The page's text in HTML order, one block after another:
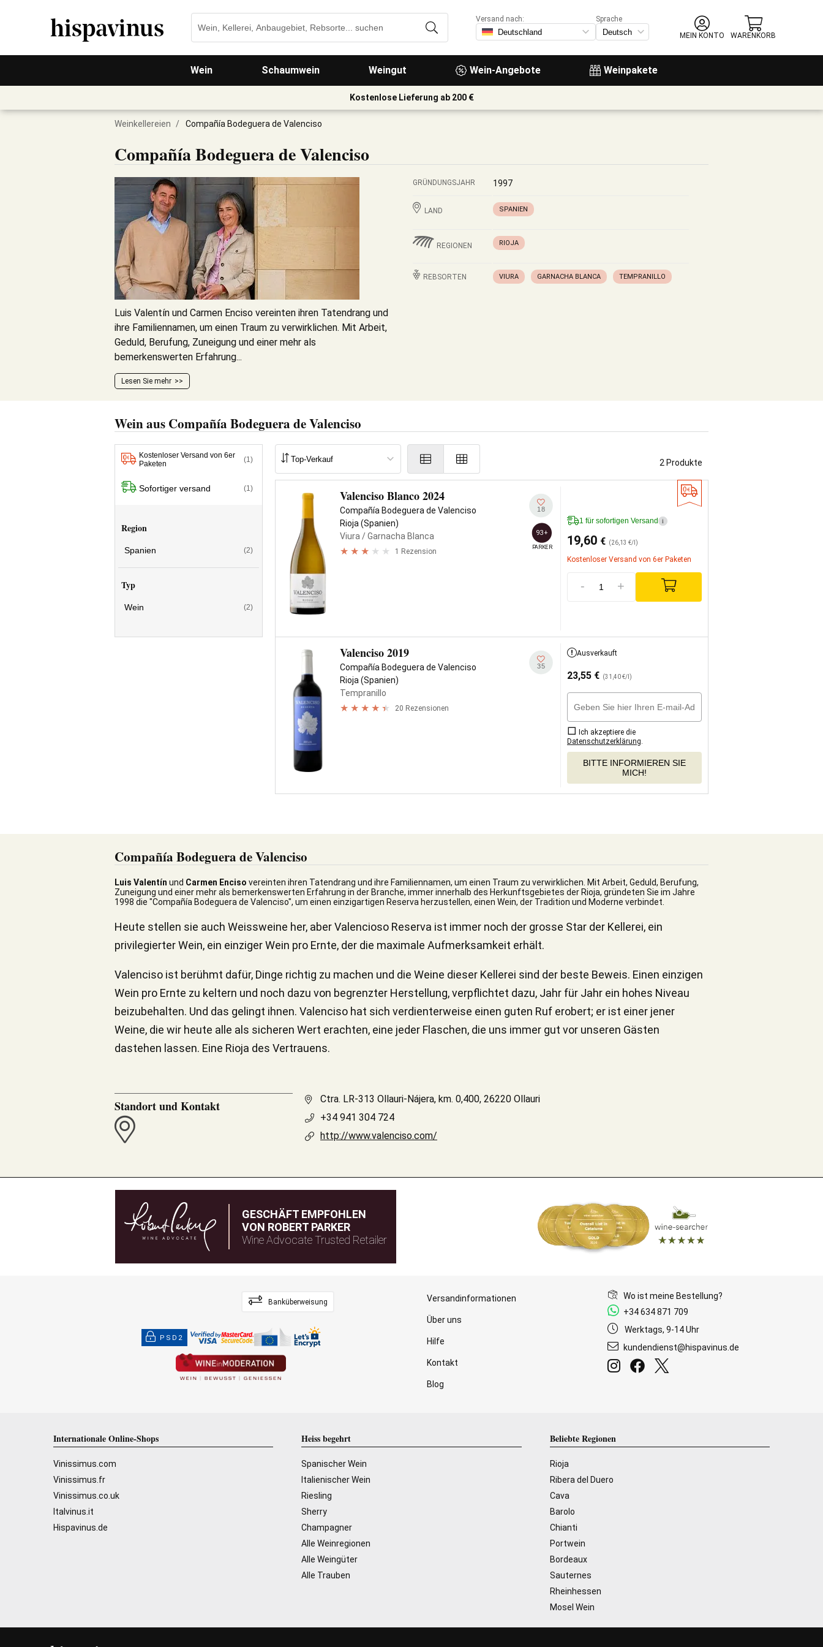
Wein Schaumwein Weingut Wein-Angebote Weinpakete
Versand nach:
Sprache
MEIN KONTO
WARENKORB
Kostenlose Lieferung ab 200 €
Weinkellereien / Compañía Bodeguera de Valenciso
Compañía Bodeguera de Valenciso
Luis Valentín und Carmen Enciso vereinten ihren Tatendrang und
ihre Familiennamen, um einen Traum zu verwirklichen. Mit Arbeit,
Geduld, Berufung, Zuneigung und einer mehr als
bemerkenswerten Erfahrung...
Lesen Sie mehr
GRÜNDUNGSJAHR 1997
LAND SPANIEN
REGIONEN RIOJA
REBSORTEN VIURA GARNACHA BLANCA TEMPRANILLO
Wein aus Compañía Bodeguera de Valenciso
Kostenloser Versand von 6er
Paketen
(1)
Sofortiger versand (1)
Region
Spanien (2)
Typ
Wein (2)
2 Produkte
Valenciso Blanco 2024
Compañía Bodeguera de Valenciso
Rioja (Spanien)
Viura / Garnacha Blanca
1 Rezension
18
93+
PARKER
1 für sofortigen Versand i
19,60 € (26,13 €/l)
Kostenloser Versand von 6er Paketen
- +
Valenciso 2019
Compañía Bodeguera de Valenciso
Rioja (Spanien)
Tempranillo
20 Rezensionen
35
Ausverkauft
23,55 € (31,40 €/l)
Ich akzeptiere die
Datenschutzerklärung
BITTE INFORMIEREN SIE
MICH!
Compañía Bodeguera de Valenciso
Luis Valentín und Carmen Enciso vereinten ihren Tatendrang und ihre Familiennamen, um einen Traum zu verwirklichen. Mit Arbeit, Geduld, Berufung,
Zuneigung und einer mehr als bemerkenswerten Erfahrung in der Branche, immer innerhalb des Herkunftsgebietes der Rioja, gründeten Sie im Jahre
1998 die "Compañía Bodeguera de Valenciso", um einen einzigartigen Reserva herzustellen, einen Wein, der Tradition und Moderne verbindet.
Heute stellen sie auch Weissweine her, aber Valencioso Reserva ist immer noch der grosse Star der Kellerei, ein
privilegierter Wein, ein einziger Wein pro Ernte, der die maximale Aufmerksamkeit erhält.
Valenciso ist berühmt dafür, Dinge richtig zu machen und die Weine dieser Kellerei sind der beste Beweis. Einen einzigen
Wein pro Ernte zu keltern und noch dazu von begrenzter Herstellung, verpflichtet dazu, Jahr für Jahr ein hohes Niveau
beizubehalten. Und das gelingt ihnen. Valenciso hat sich verdienterweise einen guten Ruf erobert; er ist einer jener
Weine, die wir heute alle als sicheren Wert erachten, eine jeder Flaschen, die uns immer gut vor unseren Gästen
dastehen lassen. Eine Rioja des Vertrauens.
Standort und Kontakt
Ctra. LR-313 Ollauri-Nájera, km. 0,400, 26220 Ollauri
+34 941 304 724
http://www.valenciso.com/
GESCHÄFT EMPFOHLEN
VON ROBERT PARKER
Wine Advocate Trusted Retailer
Banküberweisung
PSD2
Versandinformationen
Über uns
Hilfe
Kontakt
Blog
Wo ist meine Bestellung?
+34 634 871 709
Werktags, 9-14 Uhr
kundendienst@hispavinus.de
Internationale Online-Shops
Vinissimus.com
Vinissimus.fr
Vinissimus.co.uk
Italvinus.it
Hispavinus.de
Heiss begehrt
Spanischer Wein
Italienischer Wein
Riesling
Sherry
Champagner
Alle Weinregionen
Alle Weingüter
Alle Trauben
Beliebte Regionen
Rioja
Ribera del Duero
Cava
Barolo
Chianti
Portwein
Bordeaux
Sauternes
Rheinhessen
Mosel Wein